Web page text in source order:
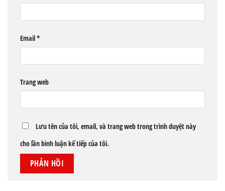
Email*
Trang web
Lưu tên của tôi, email, và trang web trong trình duyệt này
cho lần bình luận kế tiếp của tôi.